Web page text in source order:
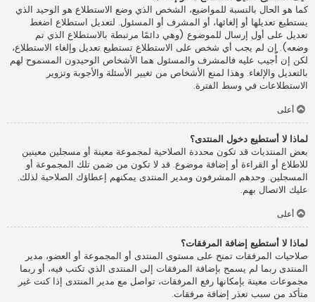
كما هو الحال بالنسبة للمواضيع، الشخص الذي وضع الاستطلاع هو الوحيد الذي
يستطيع تعديلها أو إلغائها، أو المشرف أو المسئول. لتعديل استطلاع اضغط
تعديل على أول إرسال للموضوع (وهي دائمًا مرتبطة بالاستطلاع الذي تم
وضعه). إن لم يجب أي شخص على الاستطلاع تستطيع تعديل وإلغاء الاستطلاع،
لكن إن أُجيب عليه فالمشرف والمسئول هما الأشخاص الوحيدون المسموح لهم
بالتعديل والإلغاء. وهذا لمنع الأشخاص من تغيير الأسئلة والأجوبة وتزوير
الاستطلاعات في وسط الفترة.
أعلى
لماذا لا أستطيع دخول المنتدى؟
بعض المنتديات قد تكون محددة الصلاحية لمجموعة معينة أو مسجلين معينين
للاطلاع أو القراءة أو إضافة موضوع. قد لا تكون من ضمن تلك المجموعة أو
المسجلين. وحدهم المشرفون ومدير المنتدى يمكنهم إعطاؤك الصلاحية لذلك.
عليك الاتصال بهم.
أعلى
لماذا لا أستطيع إضافة المرفقات؟
صلاحيات المرفقات تمنح على مستوى المنتدى أو المجموعة أو العضو، مدير
المنتدى ربما لم يسمح بإضافة المرفقات إلى المنتدى الذي تكتب فيه، أو ربما
مجموعات معينة بإمكانها رفع المرفقات، تواصل مع مدير المنتدى إذا كنت غير
متأكد من سبب تعذر إضافة مرفقات.